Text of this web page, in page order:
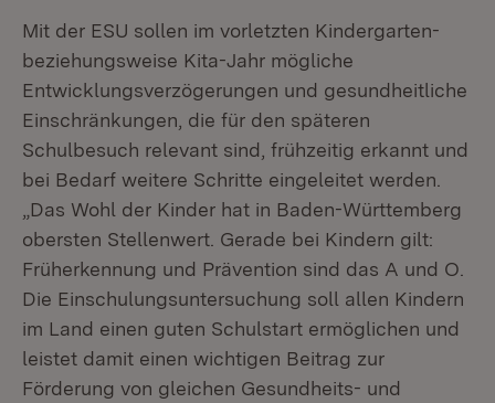
Mit der ESU sollen im vorletzten Kindergarten-
beziehungsweise Kita-Jahr mögliche
Entwicklungsverzögerungen und gesundheitliche
Einschränkungen, die für den späteren
Schulbesuch relevant sind, frühzeitig erkannt und
bei Bedarf weitere Schritte eingeleitet werden.
„Das Wohl der Kinder hat in Baden-Württemberg
obersten Stellenwert. Gerade bei Kindern gilt:
Früherkennung und Prävention sind das A und O.
Die Einschulungsuntersuchung soll allen Kindern
im Land einen guten Schulstart ermöglichen und
leistet damit einen wichtigen Beitrag zur
Förderung von gleichen Gesundheits- und